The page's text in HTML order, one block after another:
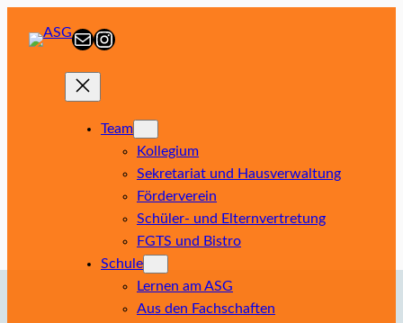
Inhalt
E-MailInstagram
Team
Kollegium
Sekretariat und Hausverwaltung
Förderverein
Schüler- und Elternvertretung
FGTS und Bistro
Schule
Lernen am ASG
Aus den Fachschaften